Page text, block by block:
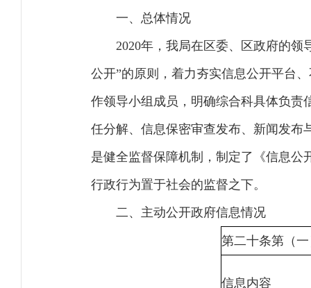
一、总体情况
2020年，我局在区委、区政府的
公开”的原则，着力夯实信息公开平台
作领导小组成员，明确综合科具体负责
任分解、信息保密审查发布、新闻发布
是健全监督保障机制，制定了《信息公
行政行为置于社会的监督之下。
二、主动公开政府信息情况
第二十条第（
信息内容